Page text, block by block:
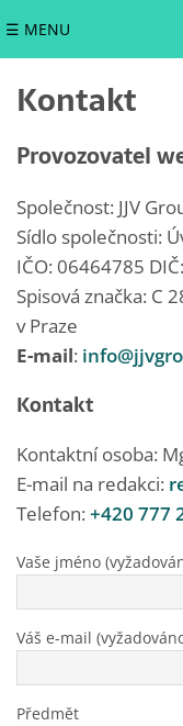
☰ MENU
Kontakt
Provozovatel
Společnost: JJV
Sídlo společnosti:
IČO: 06464785
Spisová značka: C
v Praze
E-mail:
Kontakt
Kontaktní osoba:
E-mail na redakci:
Telefon: +420 777
Vaše jméno
Váš e-mail
Předmět